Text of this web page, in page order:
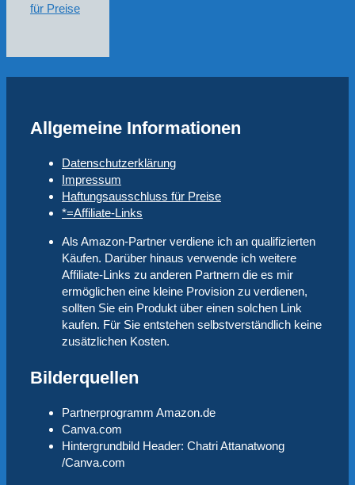
für Preise
Allgemeine Informationen
Datenschutzerklärung
Impressum
Haftungsausschluss für Preise
*=Affiliate-Links
Als Amazon-Partner verdiene ich an qualifizierten
Käufen. Darüber hinaus verwende ich weitere
Affiliate-Links zu anderen Partnern die es mir
ermöglichen eine kleine Provision zu verdienen,
sollten Sie ein Produkt über einen solchen Link
kaufen. Für Sie entstehen selbstverständlich keine
zusätzlichen Kosten.
Bilderquellen
Partnerprogramm Amazon.de
Canva.com
Hintergrundbild Header: Chatri Attanatwong
/Canva.com